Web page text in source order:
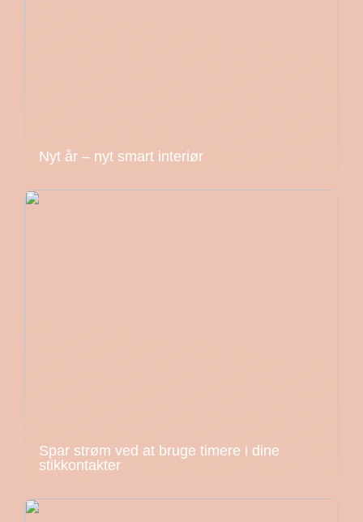
Nyt år – nyt smart interiør
Spar strøm ved at bruge timere i dine
stikkontakter